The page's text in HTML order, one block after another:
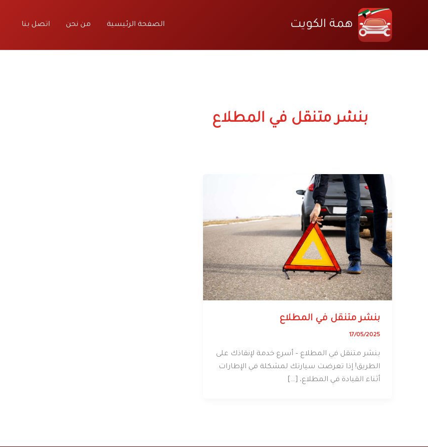
همة الكويت الصفحة الرئيسية من نحن اتصل بنا
بنشر متنقل في المطلاع
بنشر متنقل في المطلاع
17/05/2025
بنشر متنقل في المطلاع – أسرع خدمة لإنقاذك على
الطريق! إذا تعرضت سيارتك لمشكلة في الإطارات
أثناء القيادة في المطلاع، […]